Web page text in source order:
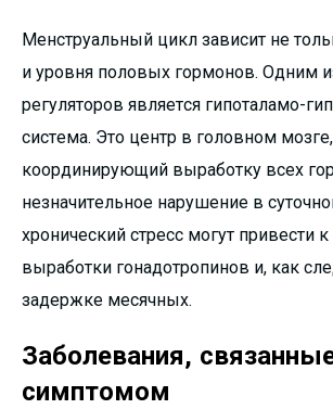
Менструальный цикл зависит не
и уровня половых гормонов. Одним
регуляторов является гипоталамо-
система. Это центр в головном мозге,
координирующий выработку всех
незначительное нарушение в
хронический стресс могут привести
выработки гонадотропинов и, как
задержке месячных.
Заболевания,
симптомом